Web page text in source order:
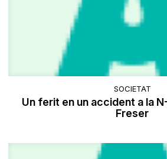
SOCIETAT
Un ferit en un accident a la
Freser